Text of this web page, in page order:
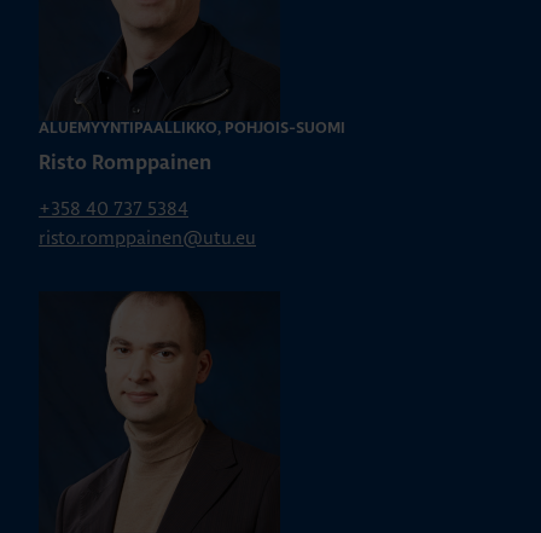
ALUEMYYNTIPÄÄLLIKKÖ, POHJOIS-SUOMI
Risto Romppainen
+358 40 737 5384
risto.romppainen@utu.eu